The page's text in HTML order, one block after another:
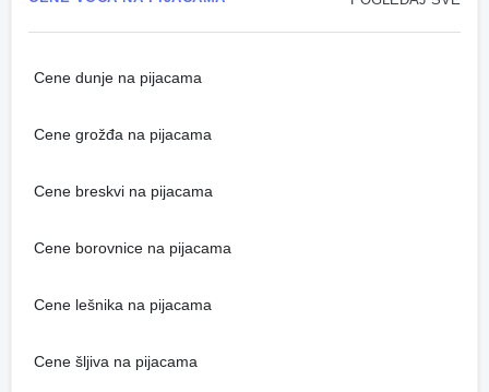
Cene dunje na pijacama
Cene grožđa na pijacama
Cene breskvi na pijacama
Cene borovnice na pijacama
Cene lešnika na pijacama
Cene šljiva na pijacama